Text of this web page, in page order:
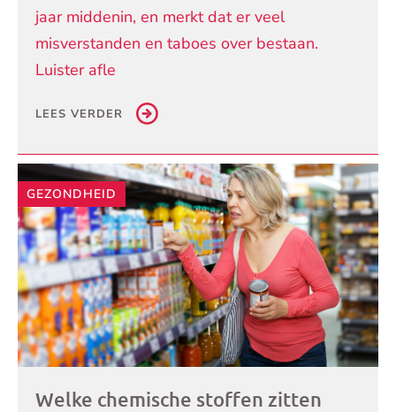
jaar middenin, en merkt dat er veel
misverstanden en taboes over bestaan.
Luister afle
LEES VERDER
GEZONDHEID
Welke chemische stoffen zitten